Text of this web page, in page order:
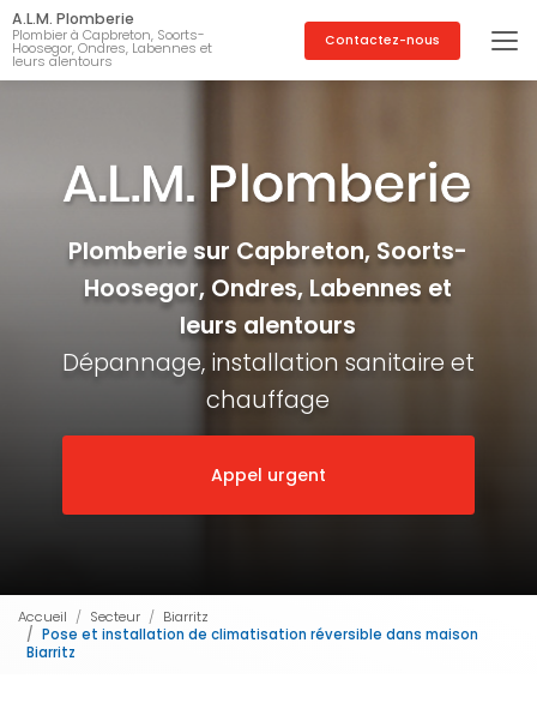
Aller
au
contenu
principal
A.L.M. Plomberie
Plombier à Capbreton, Soorts-
Hoosegor, Ondres, Labennes et
leurs alentours
Contactez-nous
Plomberie sur Capbreton, Soorts-
Hoosegor, Ondres, Labennes et
leurs alentours
Dépannage, installation sanitaire et
chauffage
Appel urgent
Accueil Secteur
Biarritz
Pose et installation de climatisation réversible dans maison
Biarritz